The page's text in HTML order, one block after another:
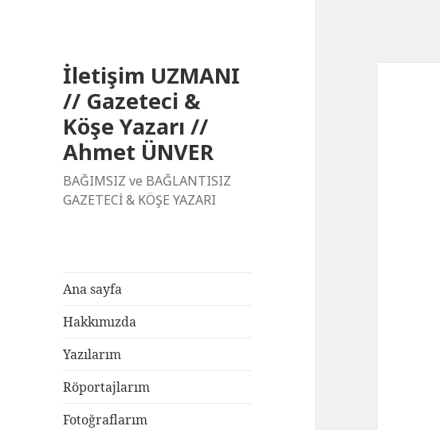
İletişim UZMANI
// Gazeteci &
Köşe Yazarı //
Ahmet ÜNVER
BAĞIMSIZ ve BAĞLANTISIZ
GAZETECİ & KÖŞE YAZARI
Ana sayfa
Hakkımızda
Yazılarım
Röportajlarım
Fotoğraflarım